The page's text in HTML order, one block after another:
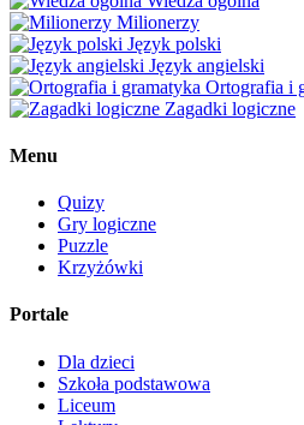
Milionerzy
Język polski
Język angielski
Ortografia i
Zagadki logiczne
Menu
Quizy
Gry logiczne
Puzzle
Krzyżówki
Portale
Dla dzieci
Szkoła podstawowa
Liceum